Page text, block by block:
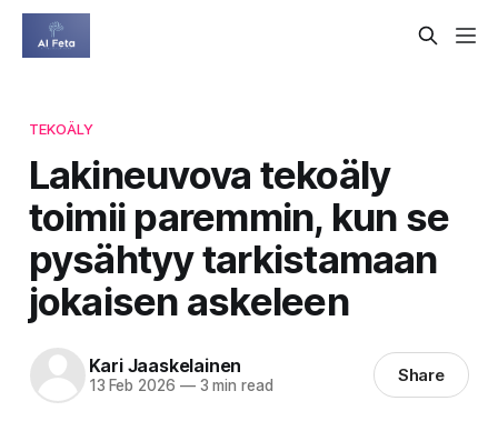
TEKOÄLY
Lakineuvova tekoäly
toimii paremmin, kun se
pysähtyy tarkistamaan
jokaisen askeleen
Kari Jaaskelainen
13 Feb 2026 —3 min read Share